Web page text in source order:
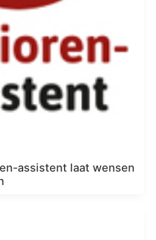
assistent laat wensen